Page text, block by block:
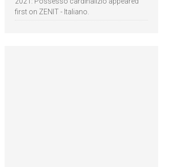
first on ZENIT - Italiano.